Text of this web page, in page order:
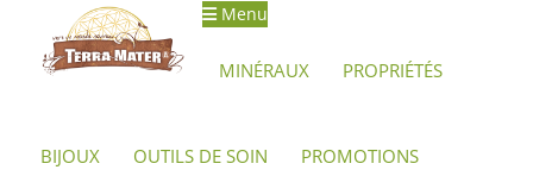
Aller
Aller
au
Menu
MINÉRAUX PROPRIÉTÉS
BIJOUX OUTILS DE SOIN PROMOTIONS
Accueil Minéraux, pierres et cristaux Charoïte
Grande